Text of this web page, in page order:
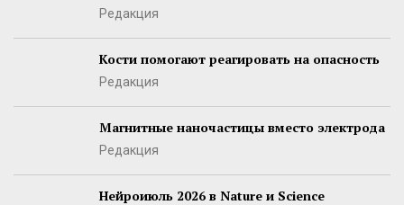
Редакция
Кости помогают реагировать на опасность
Редакция
Магнитные наночастицы вместо электрода
Редакция
Нейроиюль 2026 в Nature и Science